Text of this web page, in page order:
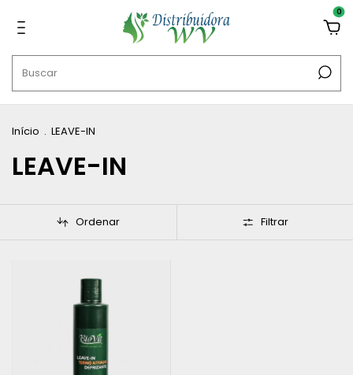
0
Início . LEAVE-IN
LEAVE-IN
Ordenar Filtrar